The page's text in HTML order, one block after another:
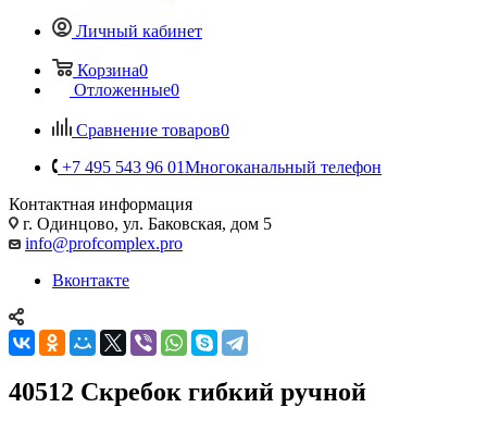
Личный кабинет
Корзина0
Отложенные0
Сравнение товаров0
+7 495 543 96 01Многоканальный телефон
Контактная информация
г. Одинцово, ул. Баковская, дом 5
info@profcomplex.pro
Вконтакте
40512 Скребок гибкий ручной